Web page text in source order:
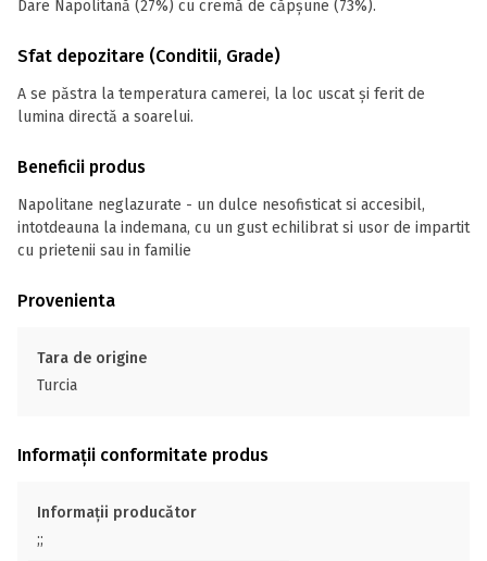
Dare Napolitană (27%) cu cremă de căpșune (73%).
Sfat depozitare (Conditii, Grade)
A se păstra la temperatura camerei, la loc uscat și ferit de
lumina directă a soarelui.
Beneficii produs
Napolitane neglazurate - un dulce nesofisticat si accesibil,
intotdeauna la indemana, cu un gust echilibrat si usor de impartit
cu prietenii sau in familie
Provenienta
Tara de origine
Turcia
Informații conformitate produs
Informații producător
;;